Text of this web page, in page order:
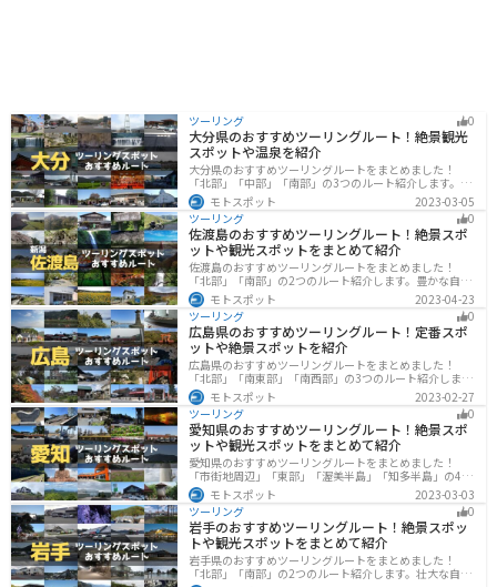
ツーリング 0
大分県のおすすめツーリングルート！絶景観光
スポットや温泉を紹介
大分県のおすすめツーリングルートをまとめました！
「北部」「中部」「南部」の3つのルート紹介します。阿
蘇の雄大な自然を満喫できるスポットや温泉を満喫する
ツーリングができます。バイクで大分県にツーリングに
行く際は参考にしてください。
モトスポット
2023-03-05
ツーリング
0
佐渡島のおすすめツーリングルート！絶景スポ
ットや観光スポットをまとめて紹介
佐渡島のおすすめツーリングルートをまとめました！
「北部」「南部」の2つのルート紹介します。豊かな自然
と歴史的なスポット、トキなどの貴重な動物を見られる
スポットが多数あります。バイクで佐渡島にツーリング
に行く際は参考にしてください。
モトスポット
2023-04-23
ツーリング
0
広島県のおすすめツーリングルート！定番スポ
ットや絶景スポットを紹介
広島県のおすすめツーリングルートをまとめました！
「北部」「南東部」「南西部」の3つのルート紹介しま
す。自然豊かな山と海だけでなく、歴史的価値のある建
造物も多数あるので、飽きることなくツーリングを堪能
できます。バイクで広島県にツーリングに行く際は参考
にしてください。
モトスポット
2023-02-27
ツーリング
0
愛知県のおすすめツーリングルート！絶景スポ
ットや観光スポットをまとめて紹介
愛知県のおすすめツーリングルートをまとめました！
「市街地周辺」「東部」「渥美半島」「知多半島」の4つ
のルート紹介します。名古屋周辺の栄えたスポットから
山、海、美術館なども多数あり、自然・歴史・文化を満
喫するツーリングができます。バイクで愛知県にツーリ
ングに行く際は参考にしてください。
モトスポット
2023-03-03
ツーリング
0
岩手のおすすめツーリングルート！絶景スポッ
トや観光スポットをまとめて紹介
岩手県のおすすめツーリングルートをまとめました！
「北部」「南部」の2つのルート紹介します。壮大な自然